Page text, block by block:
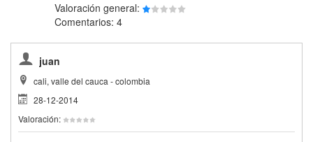
Valoración general:
Comentarios: 4
juan
cali, valle del cauca - colombia
28-12-2014
Valoración: